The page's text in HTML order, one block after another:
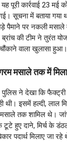
पूरी कार्रवाई 23 मई
सूचना में बताया गया
पर नकली मसाले
की टीम ने तुरंत
वाला खुलासा हुआ।
मसाले तक में
पुलिस ने देखा कि
थी। इसमें हल्दी, लाल
तक शामिल थे।
हुए दाने, मिर्च के
पदार्थ मिलाए जा रहे